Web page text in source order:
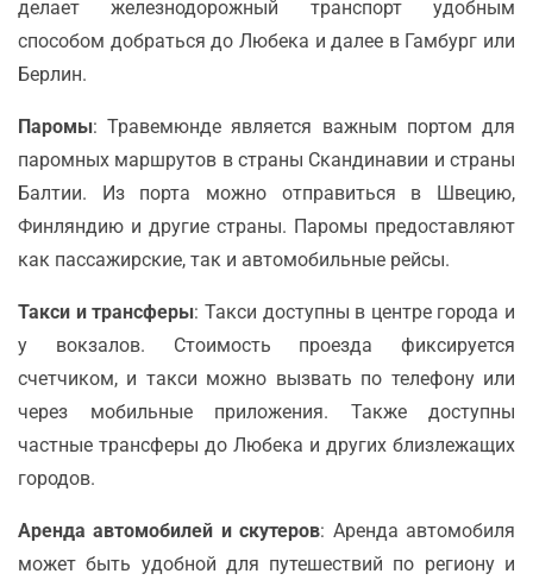
делает железнодорожный транспорт удобным
способом добраться до Любека и далее в Гамбург или
Берлин.
Паромы: Травемюнде является важным портом для
паромных маршрутов в страны Скандинавии и страны
Балтии. Из порта можно отправиться в Швецию,
Финляндию и другие страны. Паромы предоставляют
как пассажирские, так и автомобильные рейсы.
Такси и трансферы: Такси доступны в центре города и
у вокзалов. Стоимость проезда фиксируется
счетчиком, и такси можно вызвать по телефону или
через мобильные приложения. Также доступны
частные трансферы до Любека и других близлежащих
городов.
Аренда автомобилей и скутеров: Аренда автомобиля
может быть удобной для путешествий по региону и